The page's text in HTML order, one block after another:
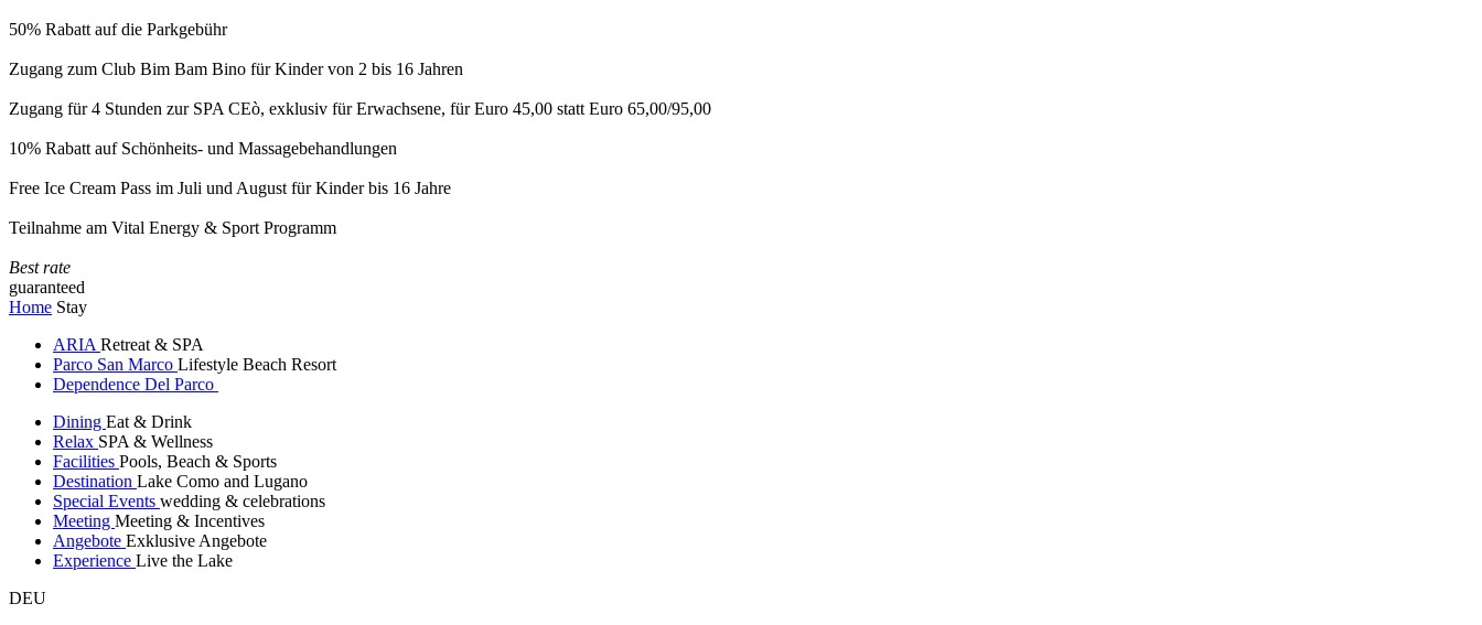
50% Rabatt auf die Parkgebühr
Zugang zum Club Bim Bam Bino für Kinder von 2 bis 16 Jahren
Zugang für 4 Stunden zur SPA CEò, exklusiv für Erwachsene, für Euro 45,00 statt Euro 65,00/95,00
10% Rabatt auf Schönheits- und Massagebehandlungen
Free Ice Cream Pass im Juli und August für Kinder bis 16 Jahre
Teilnahme am Vital Energy & Sport Programm
Best rate
guaranteed
Home Stay
ARIA Retreat & SPA
Parco San Marco Lifestyle Beach Resort
Dependence Del Parco
Dining Eat & Drink
Relax SPA & Wellness
Facilities Pools, Beach & Sports
Destination Lake Como and Lugano
Special Events wedding & celebrations
Meeting Meeting & Incentives
Angebote Exklusive Angebote
Experience Live the Lake
DEU